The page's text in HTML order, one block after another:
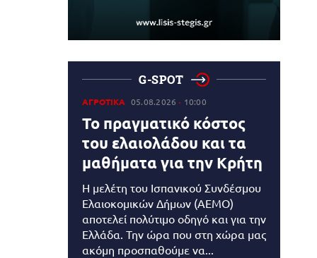
G-SPOT
ΑΓΡΟΤΙΚΑ 05.08.2026 10:00
Το πραγματικό κόστος
του ελαιολάδου και τα
μαθήματα για την Κρήτη
Η μελέτη του Ισπανικού Συνδέσμου
Ελαιοκομικών Δήμων (AEMO)
αποτελεί πολύτιμο οδηγό και για την
Ελλάδα. Την ώρα που στη χώρα μας
ακόμη προσπαθούμε να...